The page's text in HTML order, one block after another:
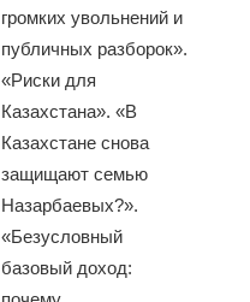
громких увольнений и
публичных разборок».
«Риски для
Казахстана». «В
Казахстане снова
защищают семью
Назарбаевых?».
«Безусловный
базовый доход: